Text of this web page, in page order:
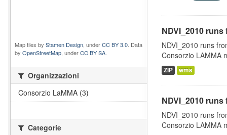
NDVI_2010 runs
NDVI_2010 runs
Consorzio LAMMA
ZIP wms
NDVI_2010 runs
NDVI_2010 runs
Consorzio LAMMA
Map tiles by Stamen Design , underCC BY 3.0 . Data
by OpenStreetMap , underCC BY SA
Organizzazioni
Consorzio LaMMA (3)
Categorie